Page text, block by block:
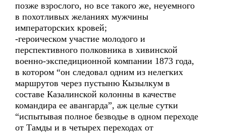
позже взрослого, но все такого же, неуемного
в похотливых желаниях мужчины
императорских кровей;
-героическом участие молодого и
перспективного полковника в хивинской
военно-экспедиционной компании 1873 года,
в котором “он следовал одним из нелегких
маршрутов через пустыню Кызылкум в
составе Казалинской колонны в качестве
командира ее авангарда”, аж целые сутки
“испытывая полное безводье в одном переходе
от Тамды и в четырех переходах от